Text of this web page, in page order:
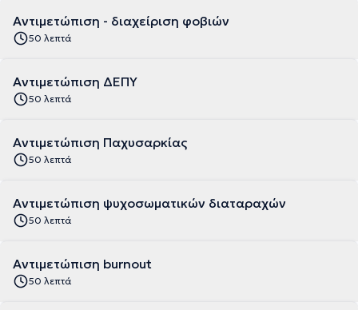
Αντιμετώπιση - διαχείριση φοβιών
50 λεπτά
Αντιμετώπιση ΔΕΠΥ
50 λεπτά
Αντιμετώπιση Παχυσαρκίας
50 λεπτά
Αντιμετώπιση ψυχοσωματικών διαταραχών
50 λεπτά
Αντιμετώπιση burnout
50 λεπτά